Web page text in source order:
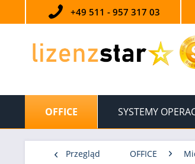
+49 511 - 957 317 03
OFFICE SYSTEMY
Przegląd OFFICE